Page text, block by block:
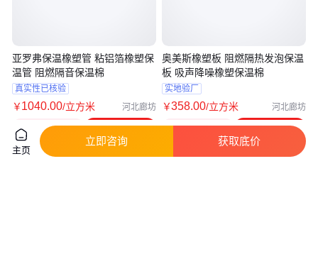
亚罗弗保温橡塑管 粘铝箔橡塑保
温管 阻燃隔音保温棉
真实性已核验
￥1040.00/立方米 河北廊坊
咨询 电话
奥美斯橡塑板 阻燃隔热发泡保温
板 吸声降噪橡塑保温棉
实地验厂
￥358.00/立方米 河北廊坊
咨询 电话
主页
立即咨询 获取底价